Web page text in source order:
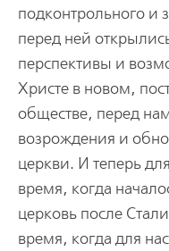
подконтрольного и
перед ней
перспективы и
Христе в новом,
обществе, перед
возрождения и
церкви. И теперь
время, когда
церковь после
время, когда для